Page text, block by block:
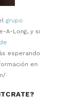
grupo
A-Long, y si
esperando
en